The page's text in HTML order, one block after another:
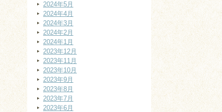
2024年5月
2024年4月
2024年3月
2024年2月
2024年1月
2023年12月
2023年11月
2023年10月
2023年9月
2023年8月
2023年7月
2023年6月